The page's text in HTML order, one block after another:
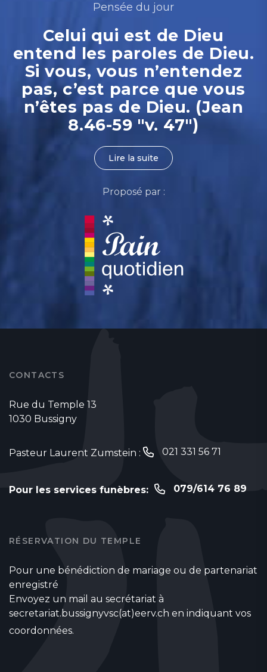
Pensée du jour
Celui qui est de Dieu
entend les paroles de Dieu.
Si vous, vous n’entendez
pas, c’est parce que vous
n’êtes pas de Dieu. (Jean
8.46-59 "v. 47")
Lire la suite
Proposé par :
CONTACTS
Rue du Temple 13
1030 Bussigny
Pasteur Laurent Zumstein : 021 331 56 71
Pour les services funèbres: 079/614 76 89
RÉSERVATION DU TEMPLE
Pour une bénédiction de mariage ou de partenariat
enregistré
Envoyez un mail au secrétariat à
secretariat.bussignyvsc(at)eerv.ch en indiquant vos
coordonnées.